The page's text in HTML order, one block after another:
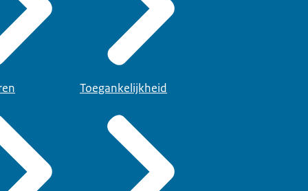
Toegankelijkheid